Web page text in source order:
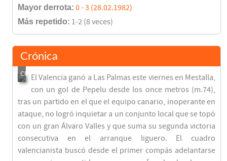
Mayor derrota: 0 - 3 (28.02.1982)
Más repetido: 1-2 (8 veces)
Crónica
El Valencia ganó a Las Palmas este viernes en Mestalla,
con un gol de Pepelu desde los once metros (m.74),
tras un partido en el que el equipo canario, inoperante en
ataque, no logró inquietar a un conjunto local que se topó
con un gran Álvaro Valles y que suma su segunda victoria
consecutiva en el arranque liguero. El cuadro
valencianista buscó desde el primer compás adelantarse